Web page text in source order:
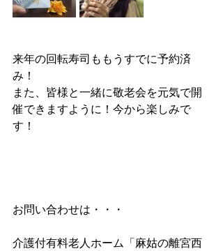
来年の回転寿司ももうすでに予約済
み！
また、皆様と一緒に敬老会を元気で開
催できますように！今から楽しみで
す！
お問い合わせは・・・
介護付有料老人ホーム「麻姑の離宮西